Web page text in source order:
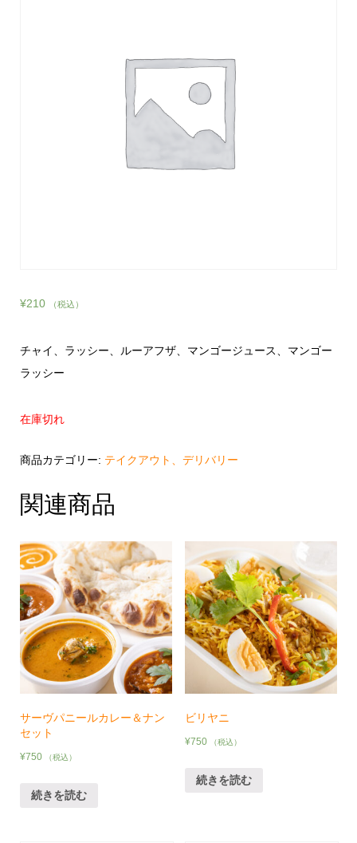
¥210 （税込）
チャイ、ラッシー、ルーアフザ、マンゴージュース、マンゴー
ラッシー
在庫切れ
商品カテゴリー: テイクアウト、デリバリー
関連商品
サーヴパニールカレー＆ナン
セット
¥750 （税込）
続きを読む
ビリヤニ
¥750 （税込）
続きを読む